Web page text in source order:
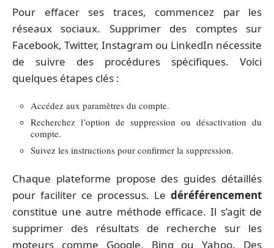
Pour effacer ses traces, commencez par les
réseaux sociaux. Supprimer des comptes sur
Facebook, Twitter, Instagram ou LinkedIn nécessite
de suivre des procédures spécifiques. Voici
quelques étapes clés :
Accédez aux paramètres du compte.
Recherchez l’option de suppression ou désactivation du
compte.
Suivez les instructions pour confirmer la suppression.
Chaque plateforme propose des guides détaillés
pour faciliter ce processus. Le déréférencement
constitue une autre méthode efficace. Il s’agit de
supprimer des résultats de recherche sur les
moteurs comme Google, Bing ou Yahoo. Des